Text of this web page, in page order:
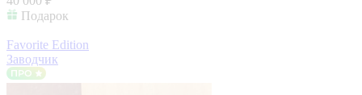
Подарок
Favorite Edition
Заводчик